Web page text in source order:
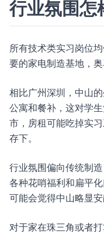
行业氛围怎
所有技术类实习岗位
要的家电制造基地，
相比广州深圳，中山
公寓和餐补，这对学
市，房租可能吃掉实
存下。
行业氛围偏向传统制
各种花哨福利和扁平
可能会觉得中山略显
对于家在珠三角或者